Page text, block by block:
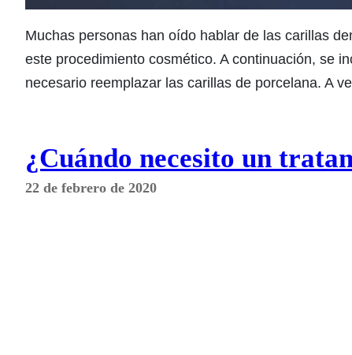
Muchas personas han oído hablar de las carillas
este procedimiento cosmético. A continuación, se
necesario reemplazar las carillas de porcelana. A
¿Cuándo necesito un
22 de febrero de 2020